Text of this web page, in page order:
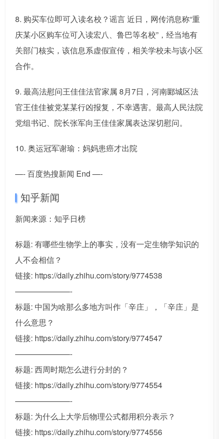
8. 购买车位即可入读名校？谣言 近日，网传消息称“重
庆某小区购车位可入读宏八、鲁巴等名校”，经当地有
关部门核实，该信息系虚假宣传，相关学校未与该小区
合作。
9. 最高法慰问王佳佳法官家属 8月7日，河南郾城区法
官王佳佳被党某某行凶报复，不幸遇害。最高人民法院
党组书记、院长张军向王佳佳家属表达深切慰问。
10. 奥运冠军谢瑜：妈妈患癌才出院
—- 百度热搜新闻 End —-
知乎新闻
新闻来源：知乎日榜
标题: 有哪些生物学上的事实，没有一定生物学知识的
人不会相信？
链接: https://daily.zhihu.com/story/9774538
———————-
标题: 中国为啥那么多地方叫作「辛庄」，「辛庄」是
什么意思？
链接: https://daily.zhihu.com/story/9774547
———————-
标题: 西周时期怎么进行分封的？
链接: https://daily.zhihu.com/story/9774554
———————-
标题: 为什么上大学后物理公式都用积分表示？
链接: https://daily.zhihu.com/story/9774556